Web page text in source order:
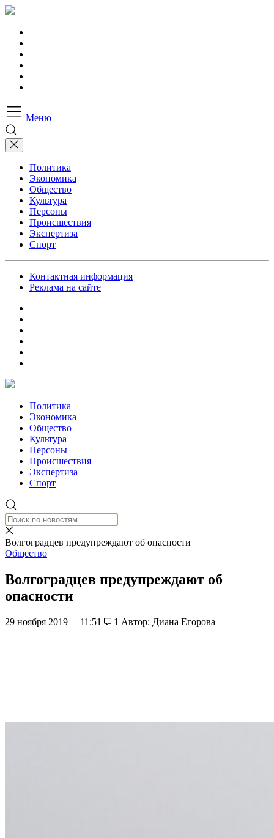
Меню
Политика
Экономика
Общество
Культура
Персоны
Происшествия
Экспертиза
Спорт
Контактная информация
Реклама на сайте
Политика
Экономика
Общество
Культура
Персоны
Происшествия
Экспертиза
Спорт
Волгоградцев предупреждают об опасности
Общество
Волгоградцев предупреждают об
опасности
29 ноября 2019 11:51 1 Автор: Диана Егорова